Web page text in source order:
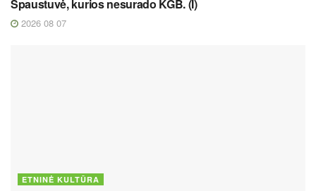
Spaustuvė, kurios nesurado KGB. (I)
2026 08 07
ETNINĖ KULTŪRA